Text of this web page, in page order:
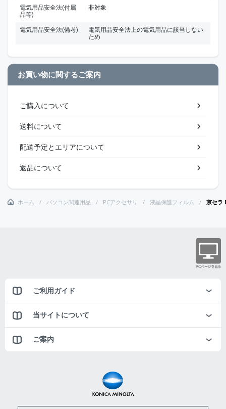
電気用品安全法(付属
品等)
非対象
電気用品安全法(備考)
電気用品安全法上の電気用品に該当しない
ため
お買い物に関するご案内
ご購入について
送料について
配送予定とエリアについて
返品について
ホーム パソコン関連用品 PCアクセサリ 液晶保護フィルム 京セラ
ご利用ガイド
当サイトについて
ご案内